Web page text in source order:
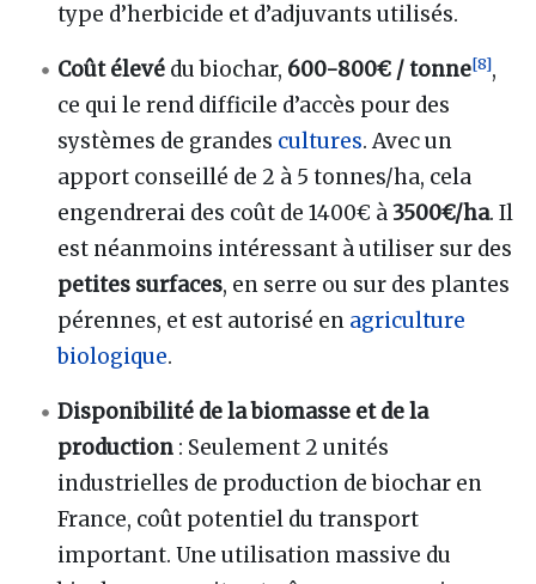
type d’herbicide et d’adjuvants utilisés.
Coût élevé du biochar, 600-800€ / tonne[8],
ce qui le rend difficile d’accès pour des
systèmes de grandes cultures. Avec un
apport conseillé de 2 à 5 tonnes/ha, cela
engendrerai des coût de 1400€ à3500€/ha. Il
est néanmoins intéressant à utiliser sur des
petites surfaces, en serre ou sur des plantes
pérennes, et est autorisé en agriculture
biologique.
Disponibilité de la biomasse et de la
production : Seulement 2 unités
industrielles de production de biochar en
France, coût potentiel du transport
important. Une utilisation massive du